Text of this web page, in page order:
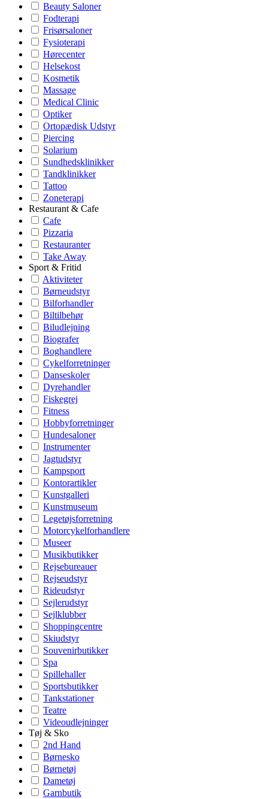
Beauty Saloner
Fodterapi
Frisørsaloner
Fysioterapi
Hørecenter
Helsekost
Kosmetik
Massage
Medical Clinic
Optiker
Ortopædisk Udstyr
Piercing
Solarium
Sundhedsklinikker
Tandklinikker
Tattoo
Zoneterapi
Restaurant & Cafe
Cafe
Pizzaria
Restauranter
Take Away
Sport & Fritid
Aktiviteter
Børneudstyr
Bilforhandler
Biltilbehør
Biludlejning
Biografer
Boghandlere
Cykelforretninger
Danseskoler
Dyrehandler
Fiskegrej
Fitness
Hobbyforretninger
Hundesaloner
Instrumenter
Jagtudstyr
Kampsport
Kontorartikler
Kunstgalleri
Kunstmuseum
Legetøjsforretning
Motorcykelforhandlere
Museer
Musikbutikker
Rejsebureauer
Rejseudstyr
Rideudstyr
Sejlerudstyr
Sejlklubber
Shoppingcentre
Skiudstyr
Souvenirbutikker
Spa
Spillehaller
Sportsbutikker
Tankstationer
Teatre
Videoudlejninger
Tøj & Sko
2nd Hand
Børnesko
Børnetøj
Dametøj
Garnbutik